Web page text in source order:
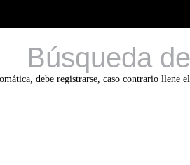
Búsqueda
debe registrarse, caso contrario llene